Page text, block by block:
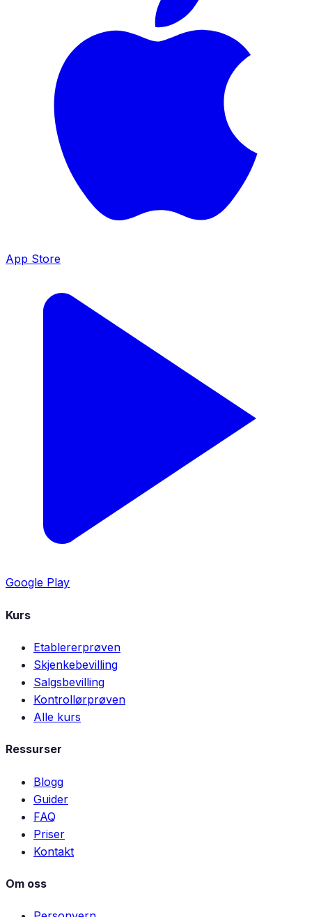
App Store
Google Play
Kurs
Etablererprøven
Skjenkebevilling
Salgsbevilling
Kontrollørprøven
Alle kurs
Ressurser
Blogg
Guider
FAQ
Priser
Kontakt
Om oss